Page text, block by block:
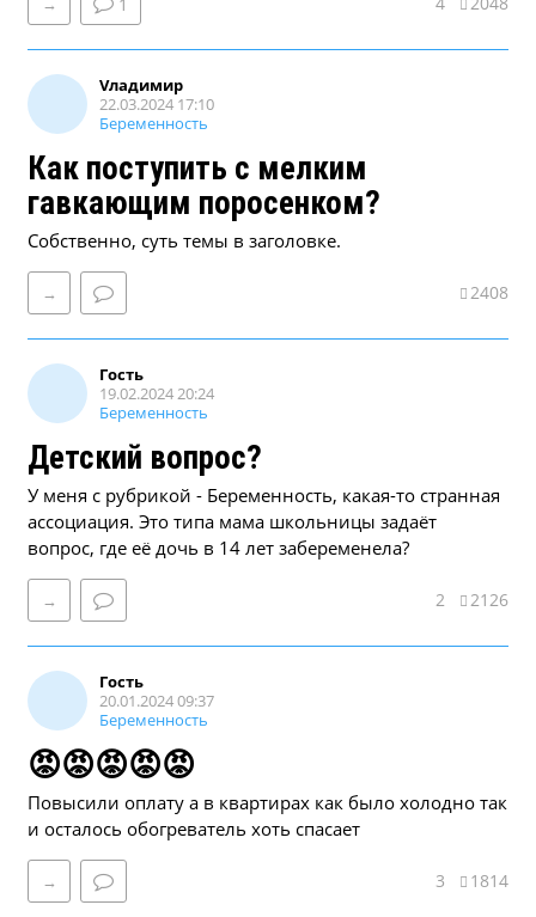
Vладимир
22.03.2024 17:10
Беременность
Как поступить с мелким
гавкающим поросенком?
Собственно, суть темы в заголовке.
→ 2408
Гость
19.02.2024 20:24
Беременность
Детский вопрос?
У меня с рубрикой - Беременность, какая-то странная
ассоциация. Это типа мама школьницы задаёт
вопрос, где её дочь в 14 лет забеременела?
→ 2 2126
Гость
20.01.2024 09:37
Беременность
😡😡😡😡😡
Повысили оплату а в квартирах как было холодно так
и осталось обогреватель хоть спасает
→ 3 1814